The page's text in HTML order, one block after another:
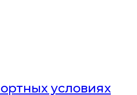
условиях